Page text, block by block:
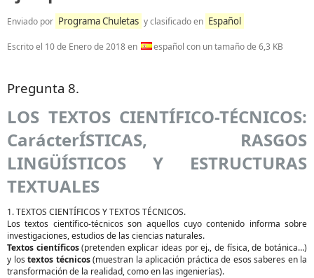
Enviado por Programa Chuletas y clasificado en Español
Escrito el 10 de Enero de 2018en español con un tamaño de 6,3 KB
Pregunta 8.
LOS TEXTOS CIENTÍFICO-TÉCNICOS:
CarácterÍSTICAS, RASGOS
LINGÜÍSTICOS Y ESTRUCTURAS
TEXTUALES
1. TEXTOS CIENTÍFICOS Y TEXTOS TÉCNICOS.
Los textos científico-técnicos son aquellos cuyo contenido informa sobre
investigaciones, estudios de las ciencias naturales.
Textos científicos(pretenden explicar ideas por ej., de física, de botánica…)
y los textos técnicos(muestran la aplicación práctica de esos saberes en la
transformación de la realidad, como en las ingenierías).